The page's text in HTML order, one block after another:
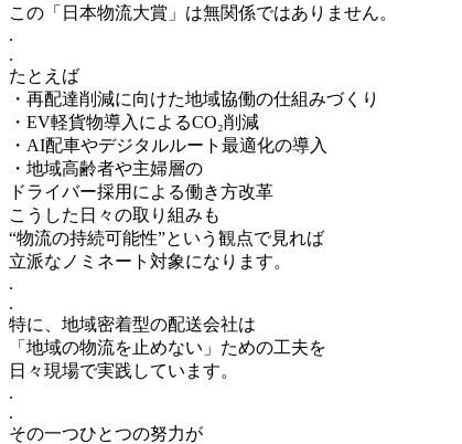
この「日本物流大賞」は無関係ではありません。
.
.
たとえば
・再配達削減に向けた地域協働の仕組みづくり
・EV軽貨物導入によるCO₂削減
・AI配車やデジタルルート最適化の導入
・地域高齢者や主婦層の
ドライバー採用による働き方改革
こうした日々の取り組みも
“物流の持続可能性”という観点で見れば
立派なノミネート対象になります。
.
.
特に、地域密着型の配送会社は
「地域の物流を止めない」ための工夫を
日々現場で実践しています。
.
.
その一つひとつの努力が